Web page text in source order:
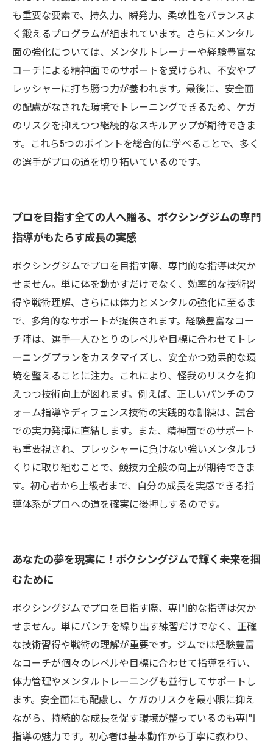
も重要な要素で、持久力、瞬発力、柔軟性をバランスよ
く鍛えるプログラムが組まれています。さらにメンタル
面の強化については、メンタルトレーナーや経験豊富な
コーチによる精神面でのサポートを受けられ、不安やプ
レッシャーに打ち勝つ力が養われます。最後に、安全面
の配慮がなされた環境でトレーニングできるため、ケガ
のリスクを抑えつつ継続的なスキルアップが期待できま
す。これら5つのポイントを総合的に学べることで、多く
の選手がプロの道を切り拓いているのです。
プロを目指す全ての人へ贈る、ボクシングジムの専門
指導がもたらす成長の実感
ボクシングジムでプロを目指す際、専門的な指導は欠か
せません。単に体を動かすだけでなく、効率的な技術習
得や戦術理解、さらには体力とメンタルの強化に至るま
で、多角的なサポートが提供されます。経験豊富なコー
チ陣は、選手一人ひとりのレベルや目標に合わせてトレ
ーニングプランをカスタマイズし、安全かつ効果的な環
境を整えることに注力。これにより、怪我のリスクを抑
えつつ技術向上が図れます。例えば、正しいパンチのフ
ォーム指導やディフェンス技術の実践的な訓練は、試合
での実力発揮に直結します。また、精神面でのサポート
も重要視され、プレッシャーに負けない強いメンタルづ
くりに取り組むことで、競技力全般の向上が期待できま
す。初心者から上級者まで、自分の成長を実感できる指
導体系がプロへの道を確実に後押しするのです。
あなたの夢を現実に！ボクシングジムで輝く未来を掴
むために
ボクシングジムでプロを目指す際、専門的な指導は欠か
せません。単にパンチを繰り出す練習だけでなく、正確
な技術習得や戦術の理解が重要です。ジムでは経験豊富
なコーチが個々のレベルや目標に合わせて指導を行い、
体力管理やメンタルトレーニングも並行してサポートし
ます。安全面にも配慮し、ケガのリスクを最小限に抑え
ながら、持続的な成長を促す環境が整っているのも専門
指導の魅力です。初心者は基本動作から丁寧に教わり、